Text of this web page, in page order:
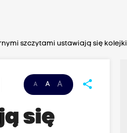
szczytami ustawiają się kolejki
A A A share
się